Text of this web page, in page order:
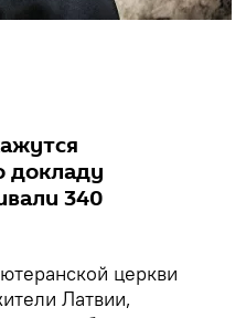
докладу
340
церкви
Латвии,